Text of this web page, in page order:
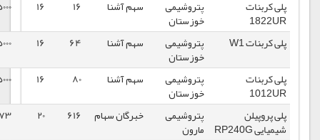
پتروشیمی
خوزستان
سهم آشنا 16
16
345000
1399/03/11
پتروشیمی
سهم آشنا 64
16
355000
1399/03/11
پتروشیمی
خوزستان
سهم آشنا 80
16
335000
1399/03/11
پتروشیمی
مارون
خبرگان سهام 616
20
131273
1399/03/10